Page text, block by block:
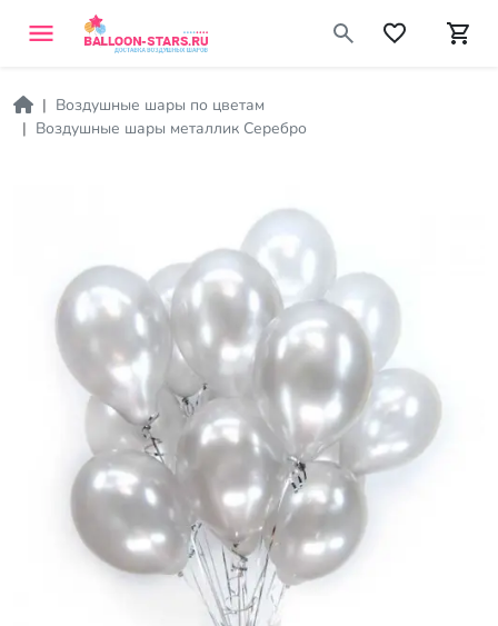
Воздушные шары по цветам
Воздушные шары металлик Серебро